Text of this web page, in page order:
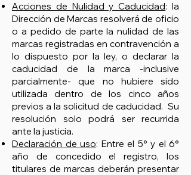
Acciones de Nulidad y Caducidad: la
Dirección de Marcas resolverá de oficio
o a pedido de parte la nulidad de las
marcas registradas en contravención a
lo dispuesto por la ley, o declarar la
caducidad de la marca -inclusive
parcialmente- que no hubiere sido
utilizada dentro de los cinco años
previos a la solicitud de caducidad. Su
resolución solo podrá ser recurrida
ante la justicia.
Declaración de uso: Entre el 5° y el 6°
año de concedido el registro, los
titulares de marcas deberán presentar